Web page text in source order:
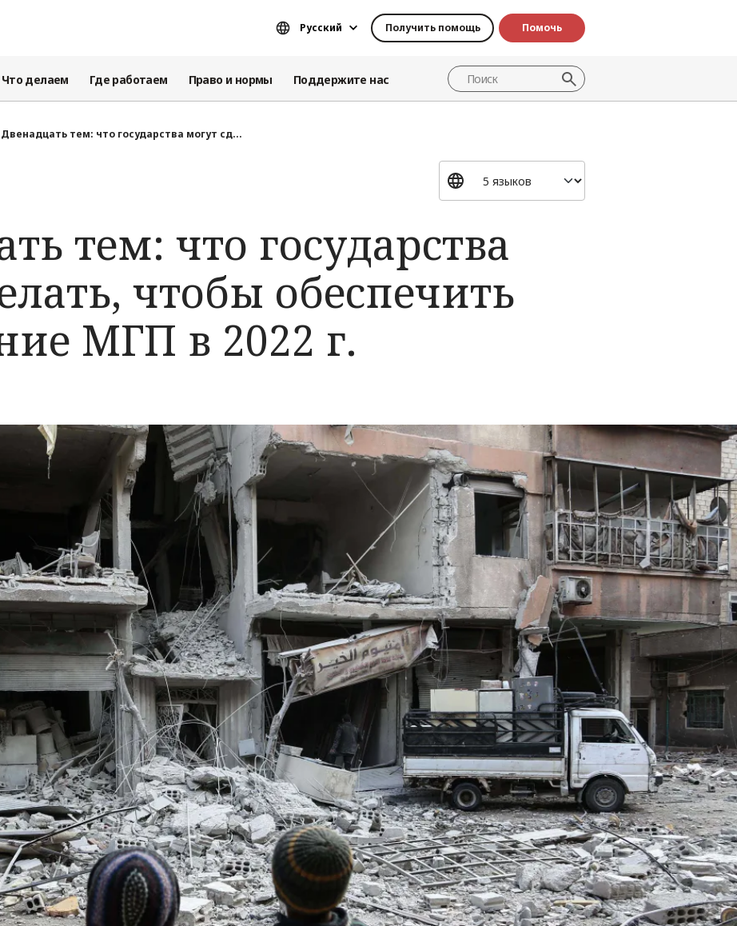
Русский Получить помощь Помочь
Что делаем Где работаем Право и нормы Поддержите нас
Двенадцать тем: что государства могут сд...
тем: что государства
чтобы обеспечить
МГП в 2022 г.